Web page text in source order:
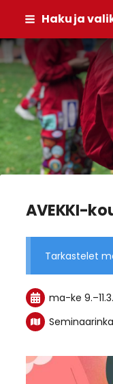
Siirry
sisältöön
Haku ja
AVEKKI-
Tarkastelet
ma-ke9.–